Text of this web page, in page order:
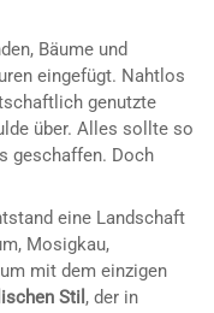
Bäume und
eingefügt. Nahtlos
genutzte
über. Alles sollte so
geschaffen. Doch
eine Landschaft
Mosigkau,
mit dem einzigen
Stil , der in